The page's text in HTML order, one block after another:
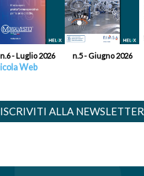
n.6 - Luglio 2026 n.5 - Giugno 2026
Web
ISCRIVITI ALLA NEWSLETTER